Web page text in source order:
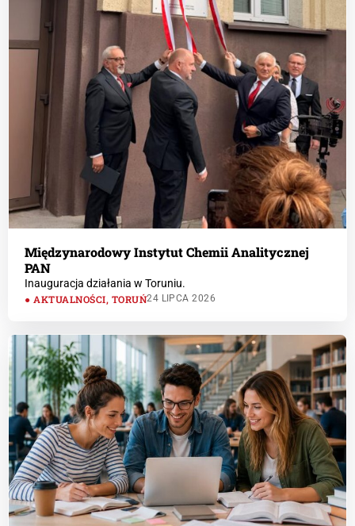
Międzynarodowy Instytut Chemii Analitycznej
PAN
Inauguracja działania w Toruniu.
AKTUALNOŚCI, TORUŃ24 LIPCA 2026